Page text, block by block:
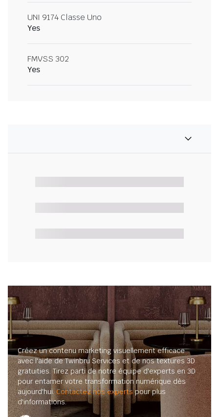
UNI 9174 Classe Uno
Yes
FMVSS 302
Yes
Créez un contenu marketing visuellement efficace
avec l'aide de Twinbru Services et de nos textures 3D
gratuities. Tirez parti de notre équipe d'experts en 3D
pour entamer votre transformation numérique dès
aujourd'hui.Contactez nos expertspour plus
d'informations.